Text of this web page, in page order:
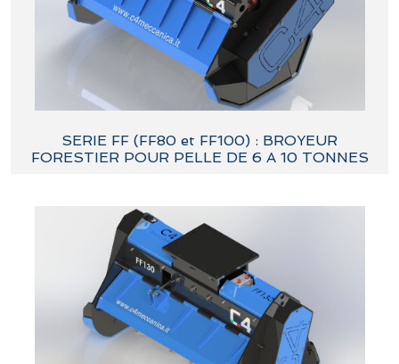
SERIE FF (FF80 et FF100) : BROYEUR
FORESTIER POUR PELLE DE 6 A 10 TONNES